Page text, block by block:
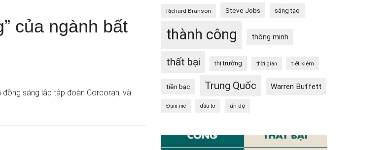
của ngành bất
sáng lập tập đoàn Corcoran, và
Richard Branson Steve Jobs sáng tạo
thành công thông minh
thất bại thị trường thời gian tiết kiệm
tiền bạc Trung Quốc Warren Buffett
Đam mê đầu tư ấn độ